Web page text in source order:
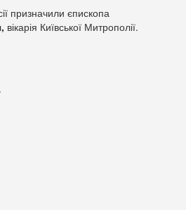
призначили єпископа
вікарія Київської Митрополії.